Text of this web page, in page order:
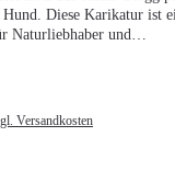
Hund. Diese Karikatur ist
Naturliebhaber und
Versandkosten